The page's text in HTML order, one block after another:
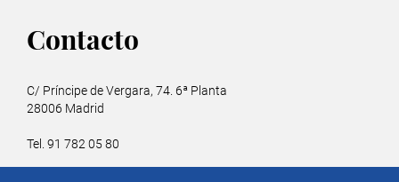
Contacto
C/ Príncipe de Vergara, 74. 6ª Planta
28006 Madrid
Tel. 91 782 05 80